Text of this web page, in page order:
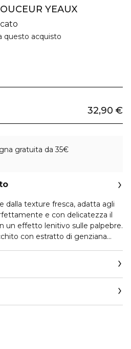
YEAUX
questo acquisto
32,90 €
gratuita da 35€
dalla texture fresca, adatta agli
e con delicatezza il
un effetto lenitivo sulle palpebre.
con estratto di genziana
per lenire la pelle del
pelle fragile del contorno
con pantenolo, noto per la